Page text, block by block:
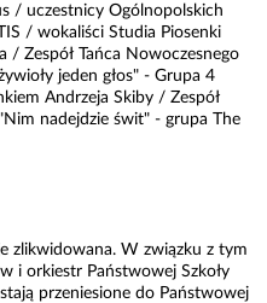
/ uczestnicy Ogólnopolskich
/ wokaliści Studia Piosenki
/ Zespół Tańca Nowoczesnego
jeden głos" - Grupa 4
Andrzeja Skiby / Zespół
nadejdzie świt" - grupa The
zlikwidowana. W związku z tym
i orkiestr Państwowej Szkoły
przeniesione do Państwowej